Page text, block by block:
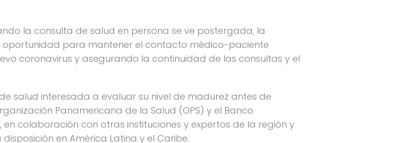
la consulta de salud en persona se ve postergada, la
oportunidad para mantener el contacto médico-paciente
coronavirus y asegurando la continuidad de las consultas y el
salud interesada a evaluar su nivel de madurez antes de
Panamericana de la Salud (OPS) y el Banco
colaboración con otras instituciones y expertos de la región y
en América Latina y el Caribe.